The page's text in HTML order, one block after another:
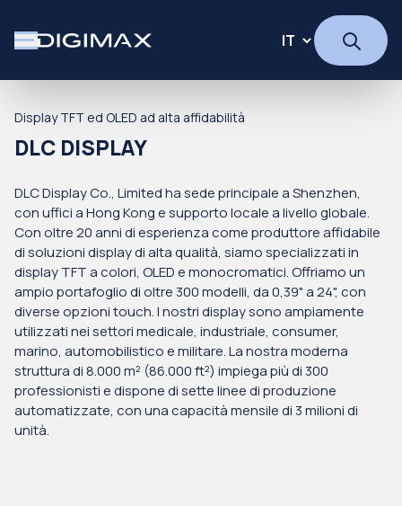
Display TFT ed OLED ad alta affidabilità
DLC DISPLAY
DLC Display Co., Limited ha sede principale a Shenzhen,
con uffici a Hong Kong e supporto locale a livello globale.
Con oltre 20 anni di esperienza come produttore affidabile
di soluzioni display di alta qualità, siamo specializzati in
display TFT a colori, OLED e monocromatici. Offriamo un
ampio portafoglio di oltre 300 modelli, da 0,39" a 24", con
diverse opzioni touch. I nostri display sono ampiamente
utilizzati nei settori medicale, industriale, consumer,
marino, automobilistico e militare. La nostra moderna
struttura di 8.000 m² (86.000 ft²) impiega più di 300
professionisti e dispone di sette linee di produzione
automatizzate, con una capacità mensile di 3 milioni di
unità.